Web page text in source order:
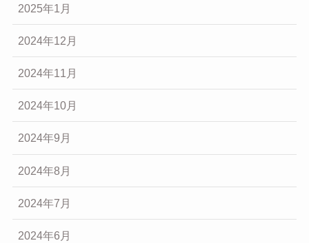
2025年1月
2024年12月
2024年11月
2024年10月
2024年9月
2024年8月
2024年7月
2024年6月